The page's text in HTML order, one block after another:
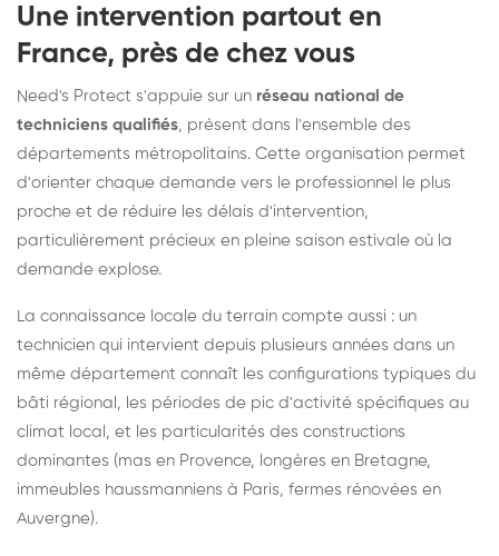
Une intervention partout en
France, près de chez vous
Need's Protect s'appuie sur un réseau national de
techniciens qualifiés, présent dans l'ensemble des
départements métropolitains. Cette organisation permet
d'orienter chaque demande vers le professionnel le plus
proche et de réduire les délais d'intervention,
particulièrement précieux en pleine saison estivale où la
demande explose.
La connaissance locale du terrain compte aussi : un
technicien qui intervient depuis plusieurs années dans un
même département connaît les configurations typiques du
bâti régional, les périodes de pic d'activité spécifiques au
climat local, et les particularités des constructions
dominantes (mas en Provence, longères en Bretagne,
immeubles haussmanniens à Paris, fermes rénovées en
Auvergne).